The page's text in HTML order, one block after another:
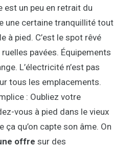
est un peu en retrait du
une certaine tranquillité tout
à pied. C’est le spot rêvé
pavées. Équipements
L’électricité n’est pas
tous les emplacements.
: Oubliez votre
vous à pied dans le vieux
ça qu’on capte son âme. On
offre sur des